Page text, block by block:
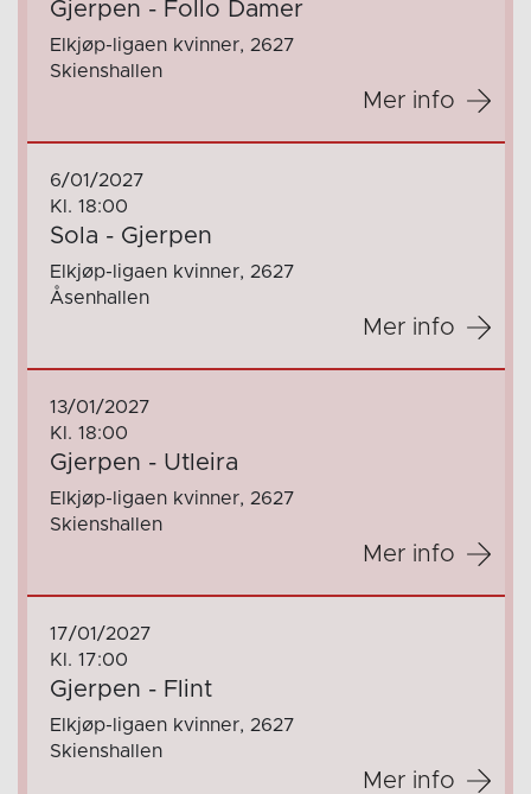
Gjerpen - Follo Damer
Elkjøp-ligaen kvinner, 2627
Skienshallen
Mer info
6/01/2027
Kl. 18:00
Sola - Gjerpen
Elkjøp-ligaen kvinner, 2627
Åsenhallen
Mer info
13/01/2027
Kl. 18:00
Gjerpen - Utleira
Elkjøp-ligaen kvinner, 2627
Skienshallen
Mer info
17/01/2027
Kl. 17:00
Gjerpen - Flint
Elkjøp-ligaen kvinner, 2627
Skienshallen
Mer info